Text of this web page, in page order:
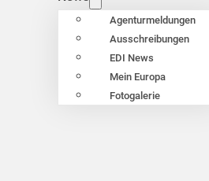
Agenturmeldungen
Ausschreibungen
EDI News
Mein Europa
Fotogalerie